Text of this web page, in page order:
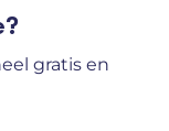
gratis en